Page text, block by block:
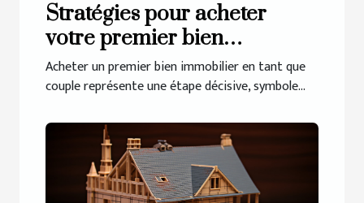
Stratégies pour acheter
votre premier bien
immobilier en couple
Acheter un premier bien immobilier en tant que
couple représente une étape décisive, symbole...